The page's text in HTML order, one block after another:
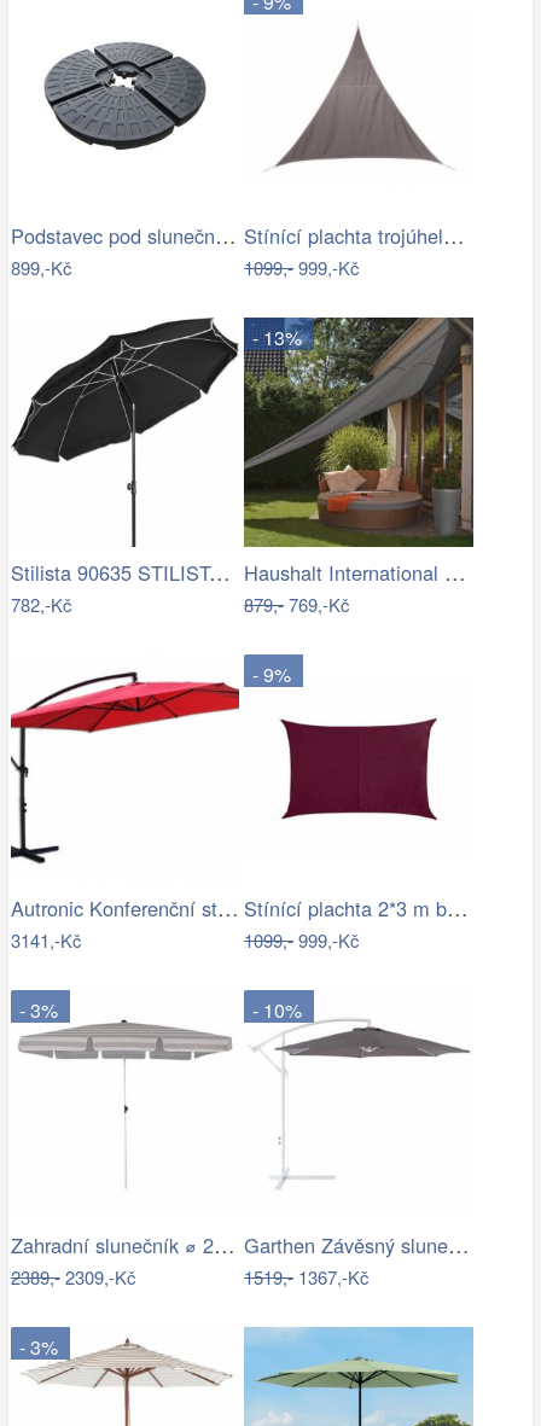
Podstavec pod slunečník Houseland Barx…
899,-Kč
Stínící plachta trojúhelník 3*3*3 m…
1099,-999,-Kč
Stilista 90635 STILISTA Zahradní…
782,-Kč
- 13%
Haushalt International Stínící…
879,-769,-Kč
Autronic Konferenční stolek AHG-402 WT
3141,-Kč
- 9%
Stínící plachta 2*3 m bordó
1099,-999,-Kč
- 3%
Zahradní slunečník ⌀ 2,85 m světle…
2389,-2309,-Kč
- 10%
Garthen Závěsný slunečník s kličkou - 3…
1519,-1367,-Kč
- 3%